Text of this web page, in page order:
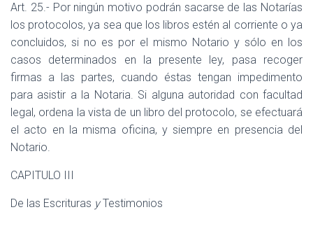
Art. 25.- Por ningún motivo podrán sacarse de las Notarías
los protocolos, ya sea que los libros estén al corriente o ya
concluidos, si no es por el mismo Notario y sólo en los
casos determinados en la presente ley, pasa recoger
firmas a las partes, cuando éstas tengan impedimento
para asistir a la Notaria. Si alguna autoridad con facultad
legal, ordena la vista de un libro del protocolo, se efectuará
el acto en la misma oficina, y siempre en presencia del
Notario.
CAPITULO III
De las Escrituras yTestimonios